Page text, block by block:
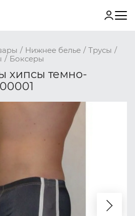
/ Нижнее белье / Трусы /
/ Боксеры
хипсы темно-